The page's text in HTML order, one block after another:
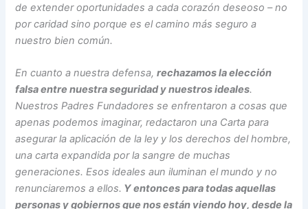
de extender oportunidades a cada corazón deseoso – no
por caridad sino porque es el camino más seguro a
nuestro bien común.
En cuanto a nuestra defensa,rechazamos la elección
falsa entre nuestra seguridad y nuestros ideales.
Nuestros Padres Fundadores se enfrentaron a cosas que
apenas podemos imaginar, redactaron una Carta para
asegurar la aplicación de la ley y los derechos del hombre,
una carta expandida por la sangre de muchas
generaciones. Esos ideales aun iluminan el mundo y no
renunciaremos a ellos. Y entonces para todas aquellas
personas y gobiernos que nos están viendo hoy, desde la